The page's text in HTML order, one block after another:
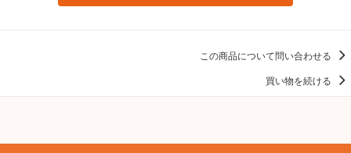
この商品について問い合わせる
買い物を続ける